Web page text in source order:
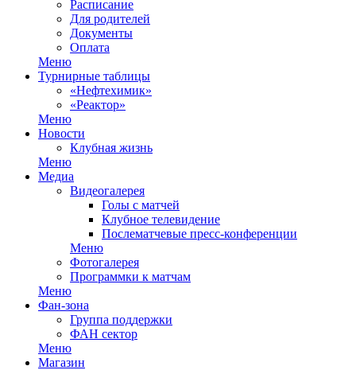
Расписание
Для родителей
Документы
Оплата
Меню
Турнирные таблицы
«Нефтехимик»
«Реактор»
Меню
Новости
Клубная жизнь
Меню
Медиа
Видеогалерея
Голы с матчей
Клубное телевидение
Послематчевые пресс-конференции
Меню
Фотогалерея
Программки к матчам
Меню
Фан-зона
Группа поддержки
ФАН сектор
Меню
Магазин